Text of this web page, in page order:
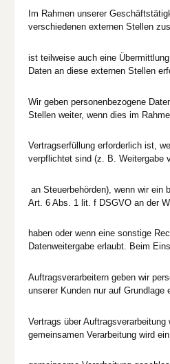
Im Rahmen unserer
verschiedenen externen Stellen
ist teilweise auch eine
Daten an diese externen Stellen
Wir geben personenbezogene
Stellen weiter, wenn dies im
Vertragserfüllung erforderlich ist,
verpflichtet sind (z. B. Weitergabe
an Steuerbehörden), wenn wir ein
Art. 6 Abs. 1 lit. f DSGVO an der
haben oder wenn eine sonstige
Datenweitergabe erlaubt. Beim
Auftragsverarbeitern geben wir
unserer Kunden nur auf Grundlage
Vertrags über
gemeinsamen Verarbeitung wird